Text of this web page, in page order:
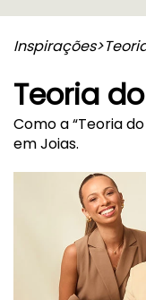
Inspirações>
Teoria
Como a “Teoria
em Joias.